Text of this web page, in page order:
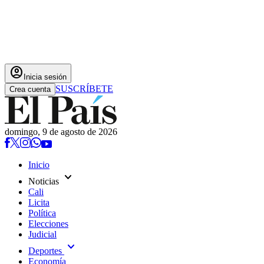
account_circle Inicia sesión
Crea cuenta SUSCRÍBETE
domingo, 9 de agosto de 2026
Inicio
Noticias expand_more
Cali
Licita
Política
Elecciones
Judicial
Deportes expand_more
Economía